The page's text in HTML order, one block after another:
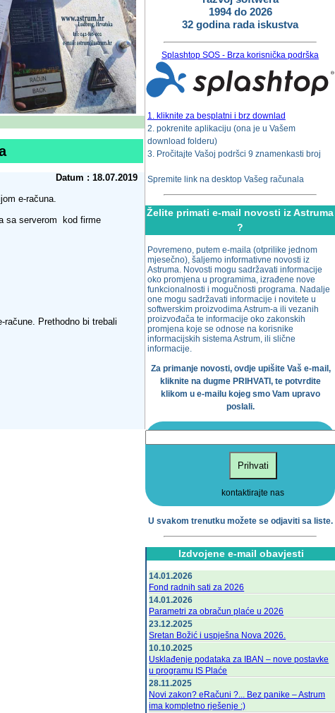
1994 do 2026
32 godina rada iskustva
Splashtop SOS - Brza korisnička podrška
1. kliknite za besplatni i brz downlad
2. pokrenite aplikaciju (ona je u Vašem
download folderu)
3. Pročitajte Vašoj podršci 9 znamenkasti broj
Spremite link na desktop Vašeg računala
Želite primati e-mail novosti iz Astruma
?
Povremeno, putem e-maila (otprilike jednom
mjesečno), šaljemo informativne novosti iz
Astruma. Novosti mogu sadržavati informacije
oko promjena u programima, izrađene nove
funkcionalnosti i mogučnosti programa. Nadalje
one mogu sadržavati informacije i novitete u
softwerskim proizvodima Astrum-a ili vezanih
proizvođača te informacije oko zakonskih
promjena koje se odnose na korisnike
informacijskih sistema Astrum, ili slične
informacije.
Za primanje novosti, ovdje upišite Vaš e-mail,
kliknite na dugme PRIHVATI, te potvrdite
klikom u e-mailu kojeg smo Vam upravo
poslali.
Prihvati
kontaktirajte nas
U svakom trenutku možete se odjaviti sa liste.
Izdvojene e-mail obavjesti
14.01.2026
Fond radnih sati za 2026
14.01.2026
Parametri za obračun plaće u 2026
23.12.2025
Sretan Božić i uspješna Nova 2026.
10.10.2025
Usklađenje podataka za IBAN – nove postavke
u programu IS Plaće
28.11.2025
Novi zakon? eRačuni ?... Bez panike – Astrum
ima kompletno rješenje :)
Datum : 18.07.2019
e-računa.
sa serverom kod firme
Prethodno bi trebali